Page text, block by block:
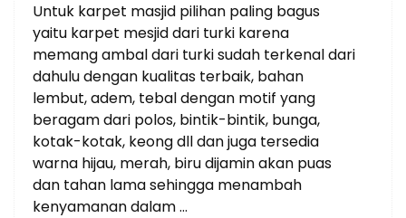
Untuk karpet masjid pilihan paling bagus
yaitu karpet mesjid dari turki karena
memang ambal dari turki sudah terkenal dari
dahulu dengan kualitas terbaik, bahan
lembut, adem, tebal dengan motif yang
beragam dari polos, bintik-bintik, bunga,
kotak-kotak, keong dll dan juga tersedia
warna hijau, merah, biru dijamin akan puas
dan tahan lama sehingga menambah
kenyamanan dalam …